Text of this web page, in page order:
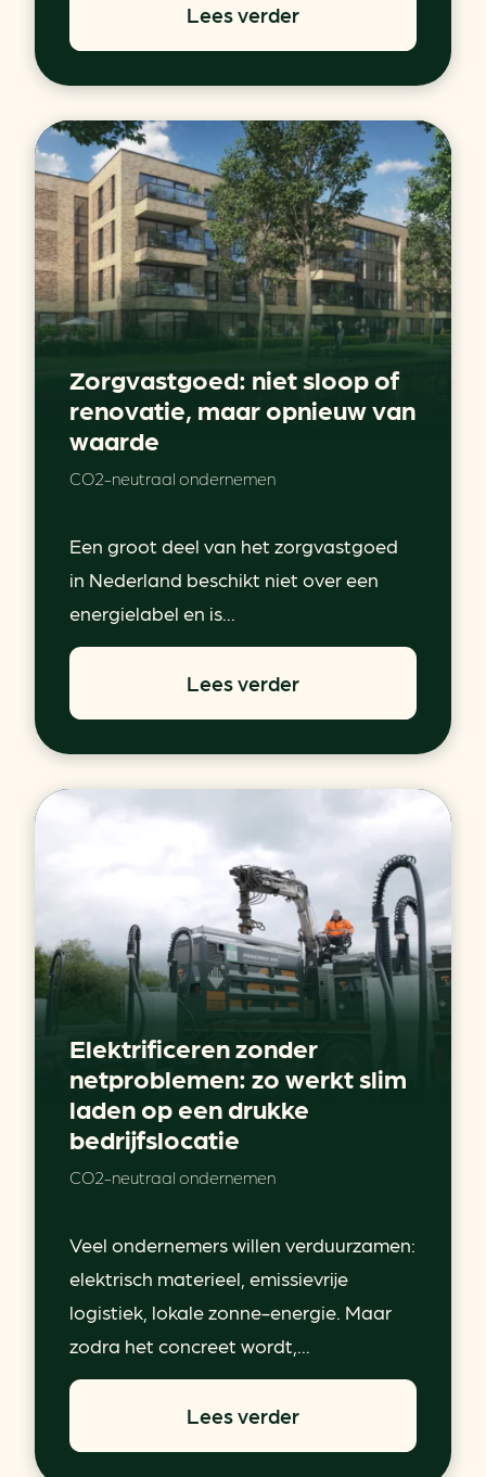
Lees verder
Zorgvastgoed: niet sloop of
renovatie, maar opnieuw van
waarde
CO2-neutraal ondernemen
Een groot deel van het zorgvastgoed
in Nederland beschikt niet over een
energielabel en is...
Lees verder
Elektrificeren zonder
netproblemen: zo werkt slim
laden op een drukke
bedrijfslocatie
CO2-neutraal ondernemen
Veel ondernemers willen verduurzamen:
elektrisch materieel, emissievrije
logistiek, lokale zonne-energie. Maar
zodra het concreet wordt,...
Lees verder